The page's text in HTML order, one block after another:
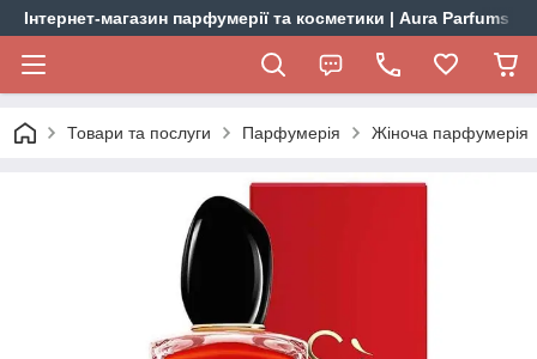
Інтернет-магазин парфумерії та косметики | Aura Parfums
Товари та послуги Парфумерія Жіноча парфумерія